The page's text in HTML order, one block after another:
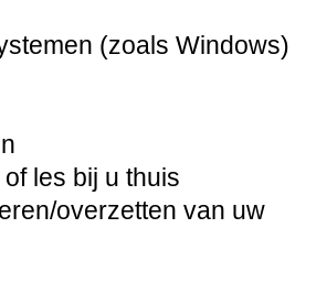
(zoals Windows)
les bij u thuis
overzetten van uw